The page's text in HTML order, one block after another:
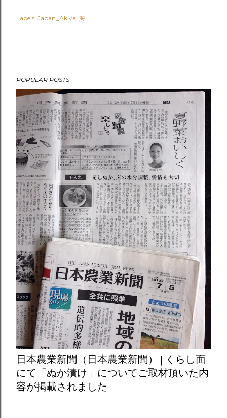
Labels: Japan_Akiya 海
POPULAR POSTS
日本農業新聞（日本農業新聞） | くらし面
にて「ぬか漬け」についてご取材頂いた内
容が掲載されました